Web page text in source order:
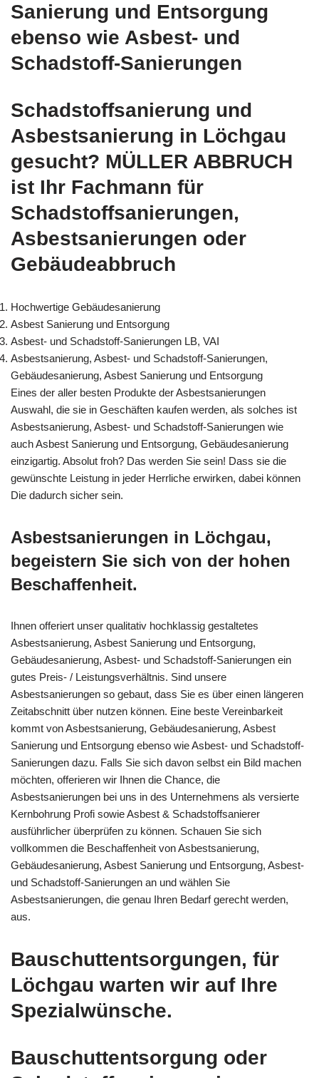
Sanierung und Entsorgung
ebenso wie Asbest- und
Schadstoff-Sanierungen
Schadstoffsanierung und
Asbestsanierung in Löchgau
gesucht? MÜLLER ABBRUCH
ist Ihr Fachmann für
Schadstoffsanierungen,
Asbestsanierungen oder
Gebäudeabbruch
Hochwertige Gebäudesanierung
Asbest Sanierung und Entsorgung
Asbest- und Schadstoff-Sanierungen LB, VAI
Asbestsanierung, Asbest- und Schadstoff-Sanierungen,
Gebäudesanierung, Asbest Sanierung und Entsorgung
Eines der aller besten Produkte der Asbestsanierungen
Auswahl, die sie in Geschäften kaufen werden, als solches ist
Asbestsanierung, Asbest- und Schadstoff-Sanierungen wie
auch Asbest Sanierung und Entsorgung, Gebäudesanierung
einzigartig. Absolut froh? Das werden Sie sein! Dass sie die
gewünschte Leistung in jeder Herrliche erwirken, dabei können
Die dadurch sicher sein.
Asbestsanierungen in Löchgau,
begeistern Sie sich von der hohen
Beschaffenheit.
Ihnen offeriert unser qualitativ hochklassig gestaltetes
Asbestsanierung, Asbest Sanierung und Entsorgung,
Gebäudesanierung, Asbest- und Schadstoff-Sanierungen ein
gutes Preis- / Leistungsverhältnis. Sind unsere
Asbestsanierungen so gebaut, dass Sie es über einen längeren
Zeitabschnitt über nutzen können. Eine beste Vereinbarkeit
kommt von Asbestsanierung, Gebäudesanierung, Asbest
Sanierung und Entsorgung ebenso wie Asbest- und Schadstoff-
Sanierungen dazu. Falls Sie sich davon selbst ein Bild machen
möchten, offerieren wir Ihnen die Chance, die
Asbestsanierungen bei uns in des Unternehmens als versierte
Kernbohrung Profi sowie Asbest & Schadstoffsanierer
ausführlicher überprüfen zu können. Schauen Sie sich
vollkommen die Beschaffenheit von Asbestsanierung,
Gebäudesanierung, Asbest Sanierung und Entsorgung, Asbest-
und Schadstoff-Sanierungen an und wählen Sie
Asbestsanierungen, die genau Ihren Bedarf gerecht werden,
aus.
Bauschuttentsorgungen, für
Löchgau warten wir auf Ihre
Spezialwünsche.
Bauschuttentsorgung oder